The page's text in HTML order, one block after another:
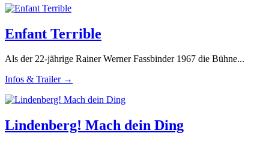
Enfant Terrible
Als der 22-jährige Rainer Werner Fassbinder 1967 die Bühne...
Infos & Trailer →
Lindenberg! Mach dein Ding